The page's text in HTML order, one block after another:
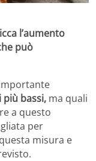
l’aumento
può
bassi, ma quali
a questo
per
misura e